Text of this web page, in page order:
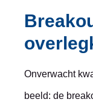
Onverwacht
beeld: de